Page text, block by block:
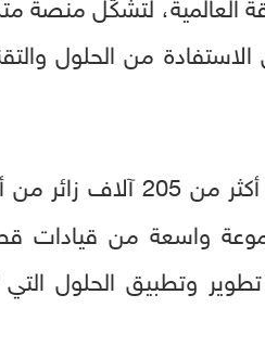
الاستفادة من الحلول
يشمل مجموعة واسعة من
وتطبيق الحلول